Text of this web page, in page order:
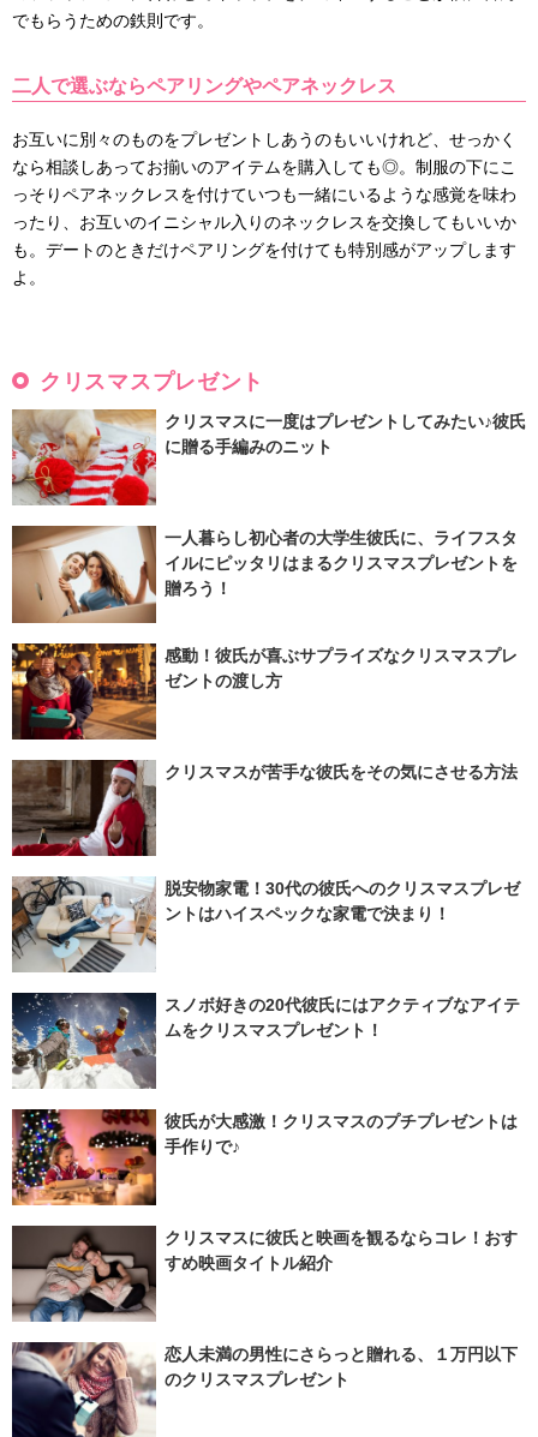
でもらうための鉄則です。
二人で選ぶならペアリングやペアネックレス
お互いに別々のものをプレゼントしあうのもいいけれど、せっかく
なら相談しあってお揃いのアイテムを購入しても◎。制服の下にこ
っそりペアネックレスを付けていつも一緒にいるような感覚を味わ
ったり、お互いのイニシャル入りのネックレスを交換してもいいか
も。デートのときだけペアリングを付けても特別感がアップします
よ。
クリスマスプレゼント
クリスマスに一度はプレゼントしてみたい♪彼氏
に贈る手編みのニット
一人暮らし初心者の大学生彼氏に、ライフスタ
イルにピッタリはまるクリスマスプレゼントを
贈ろう！
感動！彼氏が喜ぶサプライズなクリスマスプレ
ゼントの渡し方
クリスマスが苦手な彼氏をその気にさせる方法
脱安物家電！30代の彼氏へのクリスマスプレゼ
ントはハイスペックな家電で決まり！
スノボ好きの20代彼氏にはアクティブなアイテ
ムをクリスマスプレゼント！
彼氏が大感激！クリスマスのプチプレゼントは
手作りで♪
クリスマスに彼氏と映画を観るならコレ！おす
すめ映画タイトル紹介
恋人未満の男性にさらっと贈れる、１万円以下
のクリスマスプレゼント